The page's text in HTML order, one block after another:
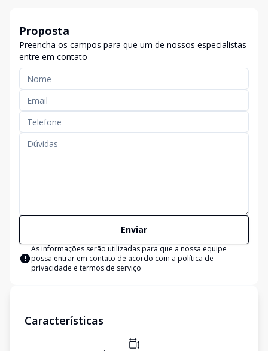
Proposta
Preencha os campos para que um de nossos especialistas
entre em contato
Enviar
As informações serão utilizadas para que a nossa equipe
possa entrar em contato de acordo com a política de
privacidade e termos de serviço
Características